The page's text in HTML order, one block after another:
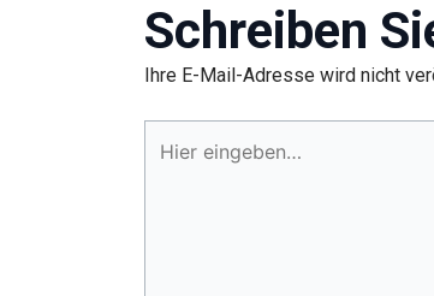
Schreiben
Ihre E-Mail-Adresse wird nicht
eingeben…